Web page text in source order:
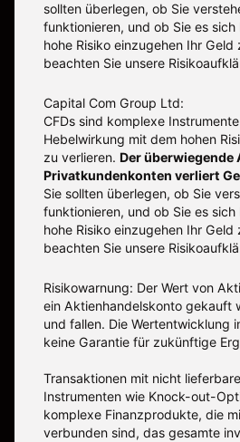
sollten überlegen, ob Sie
funktionieren, und ob Sie es
hohe Risiko einzugehen Ihr
beachten Sie unsere
Capital Com Group Ltd:
CFDs sind komplexe
Hebelwirkung mit dem hohen
zu verlieren. Der überwiegende
Privatkundenkonten verliert
Sie sollten überlegen, ob Sie
funktionieren, und ob Sie es
hohe Risiko einzugehen Ihr
beachten Sie unsere
Risikowarnung: Der Wert von
ein Aktienhandelskonto gekauft
und fallen. Die Wertentwicklung
keine Garantie für zukünftige
Transaktionen mit nicht
Instrumenten wie Knock-out-
komplexe Finanzprodukte, die
verbunden sind, das gesamte